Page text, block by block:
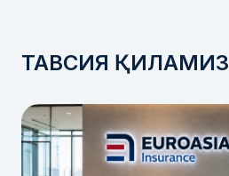
ТАВСИЯ ҚИЛАМИЗ